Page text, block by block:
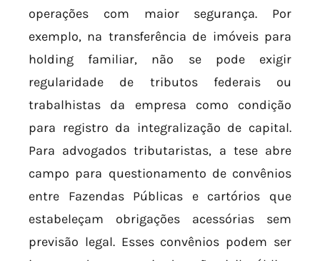
operações com maior segurança. Por
exemplo, na transferência de imóveis para
holding familiar, não se pode exigir
regularidade de tributos federais ou
trabalhistas da empresa como condição
para registro da integralização de capital.
Para advogados tributaristas, a tese abre
campo para questionamento de convênios
entre Fazendas Públicas e cartórios que
estabeleçam obrigações acessórias sem
previsão legal. Esses convênios podem ser